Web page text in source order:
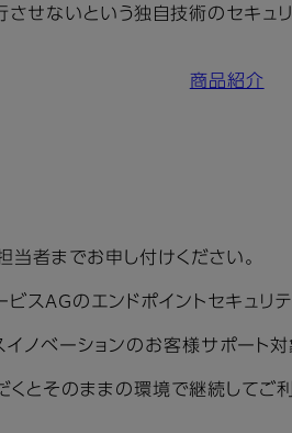
させないという独自技術のセキュ
商品紹介
者までお申し付けください。
ビスAGのエンドポイントセキュリ
ノベーションのお客様サポート対
とそのままの環境で継続してご利